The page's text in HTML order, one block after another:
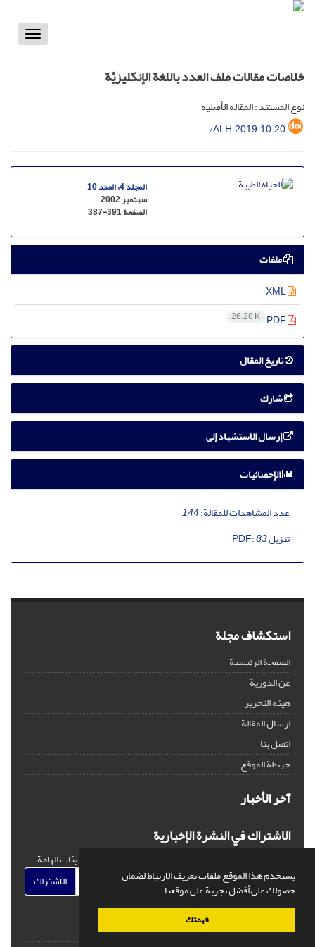
يستخدم هذا الموقع ملفات تعريف الارتباط لضمان
حصولك على أفضل تجربة على موقعنا.
فهمتك
Toggle
خلاصات مقالات ملف العدد باللغة الإنکلیزیَّة
نوع المستند : المقالة الأصلية
/ALH.2019.10.20
المجلد 4، العدد 10
سبتمبر 2002
الصفحة387-391
ملفات
26.28 K
تاریخ المقال
شارك
إرسال الاستشهاد إلى
الإحصائيات
عدد المشاهدات للمقالة:144
تنزیل PDF:83
استكشاف مجلة
الصفحة الرئيسية
عن الدورية
هيئة التحرير
ارسال المقالة
اتصل بنا
خريطة الموقع
آخر الأخبار
الاشتراك في النشرة الإخبارية
اشترك في النشرة الإخبارية لدينا للحصول على الأخبار والتحديثات الهامة
الاشتراك